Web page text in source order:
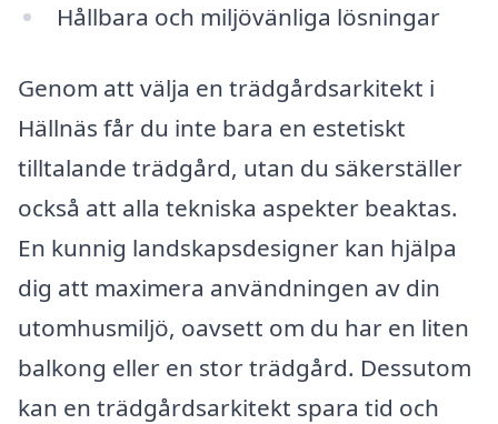
Hållbara och miljövänliga lösningar
Genom att välja en trädgårdsarkitekt i
Hällnäs får du inte bara en estetiskt
tilltalande trädgård, utan du säkerställer
också att alla tekniska aspekter beaktas.
En kunnig landskapsdesigner kan hjälpa
dig att maximera användningen av din
utomhusmiljö, oavsett om du har en liten
balkong eller en stor trädgård. Dessutom
kan en trädgårdsarkitekt spara tid och